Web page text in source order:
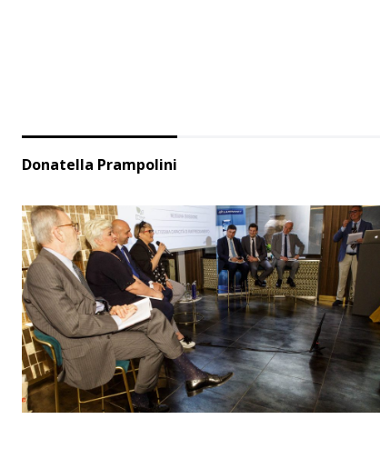
Donatella Prampolini